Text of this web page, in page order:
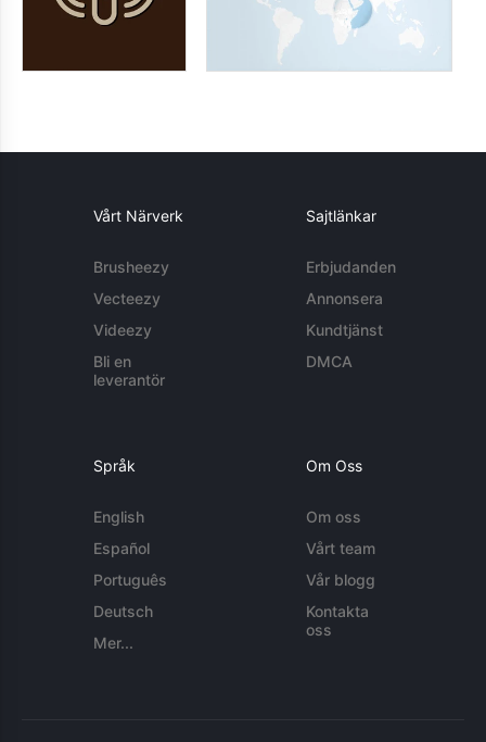
Vårt Närverk
Brusheezy
Vecteezy
Videezy
Bli en
leverantör
Sajtlänkar
Erbjudanden
Annonsera
Kundtjänst
DMCA
Språk
English
Español
Português
Deutsch
Mer...
Om Oss
Om oss
Vårt team
Vår blogg
Kontakta
oss